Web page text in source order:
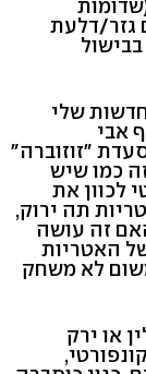
גזר/דלעת
שלי
אבי
"זוזוברה"
"זה כמו שיש
לכוון את
תה ירוק,
זה עושה
האטריות
לא משחק
או ירק